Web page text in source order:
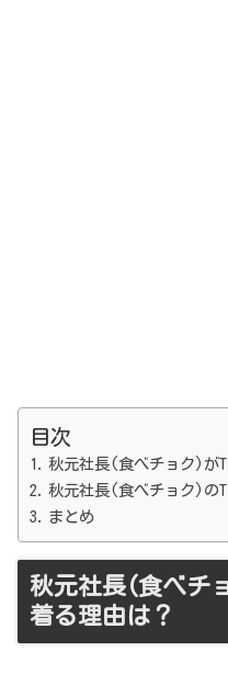
目次
秋元社長(食べチョク)が
秋元社長(食べチョク)の
まとめ
秋元社長(食べチ
着る理由は？